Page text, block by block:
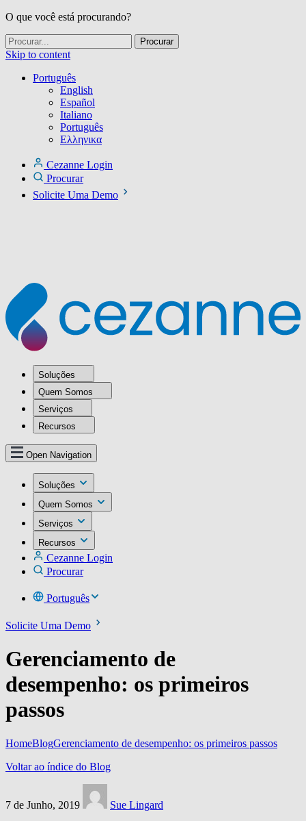
O que você está procurando?
Skip to content
Português
English
Español
Italiano
Português
Ελληνικα
Cezanne Login
Procurar
Solicite Uma Demo
Soluções
Quem Somos
Serviços
Recursos
Open Navigation
Soluções
Quem Somos
Serviços
Recursos
Cezanne Login
Procurar
Português
Solicite Uma Demo
Gerenciamento de
desempenho: os primeiros
passos
HomeBlogGerenciamento de desempenho: os primeiros passos
Voltar ao índice do Blog
7 de Junho, 2019
Sue Lingard